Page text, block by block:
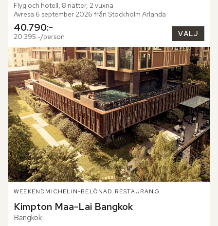
Flyg och hotell, 8 nätter, 2 vuxna
Avresa 6 september 2026 från Stockholm Arlanda
40.790:-
20.395:-/person VÄLJ
WEEKENDMICHELIN-BELÖNAD RESTAURANG
Kimpton Maa-Lai Bangkok
Bangkok